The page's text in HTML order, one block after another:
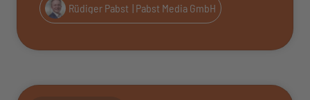
Rüdiger Pabst | Pabst Media GmbH